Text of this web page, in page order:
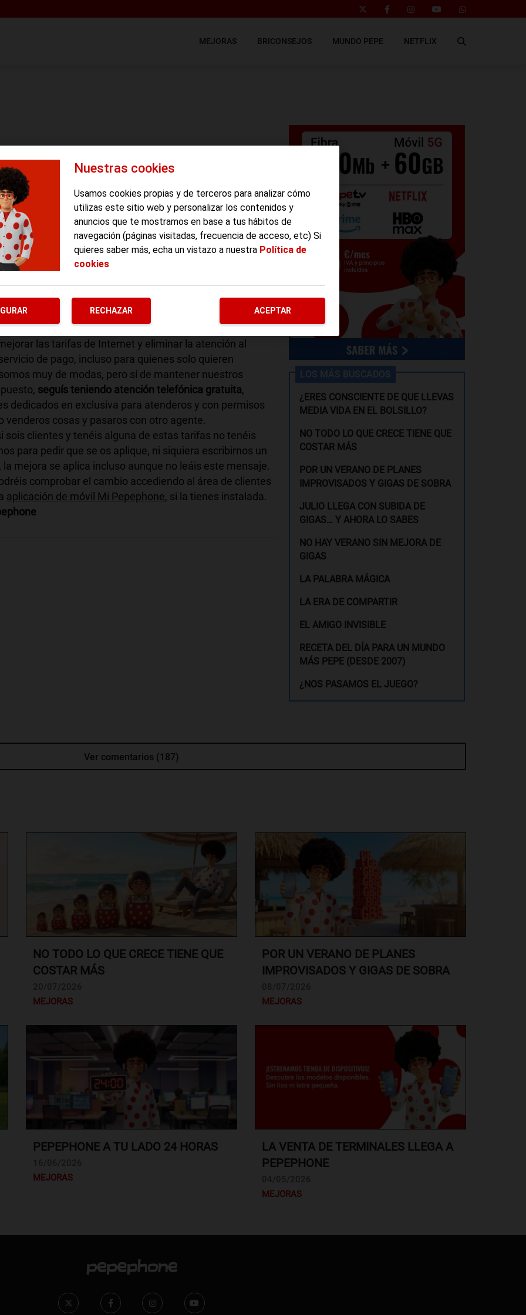
MEJORAS BRICONSEJOS MUNDO PEPE NETFLIX
mejoremos algo en vuestra tarifa, muchos pensáis que nos
En realidad, más que durmiendo hemos estado desvelados
peculiar
servicio de ADSLy esto nos ha tenido, además de
hemos vuelto y
comenzamos a hacer cambios
las condiciones de nuestras tarifas planas.
se os ampliará a 800MB . Los de 1GB tendréis
y de forma gratuita.
las tarifas de Internet y eliminar la atención al
de pago, incluso para quienes solo quieren
muy de modas, pero sí de mantener nuestros
seguís teniendo atención telefónica gratuita,
dedicados en exclusiva para atenderos y con permisos
venderos cosas y pasaros con otro agente.
sois clientes y tenéis alguna de estas tarifas no tenéis
para pedir que se os aplique, ni siquiera escribirnos un
mejora se aplica incluso aunque no leáis este mensaje.
comprobar el cambio accediendo al área de clientes
aplicación de móvil Mi Pepephone, si la tienes instalada.
LOS MÁS BUSCADOS
¿ERES CONSCIENTE DE QUE LLEVAS
MEDIA VIDA EN EL BOLSILLO?
NO TODO LO QUE CRECE TIENE QUE
COSTAR MÁS
POR UN VERANO DE PLANES
IMPROVISADOS Y GIGAS DE SOBRA
JULIO LLEGA CON SUBIDA DE
GIGAS… Y AHORA LO SABES
NO HAY VERANO SIN MEJORA DE
GIGAS
LA PALABRA MÁGICA
LA ERA DE COMPARTIR
EL AMIGO INVISIBLE
RECETA DEL DÍA PARA UN MUNDO
MÁS PEPE (DESDE 2007)
¿NOS PASAMOS EL JUEGO?
Ver comentarios (187)
NO TODO LO QUE CRECE TIENE QUE
COSTAR MÁS
MEJORAS
POR UN VERANO DE PLANES
IMPROVISADOS Y GIGAS DE SOBRA
MEJORAS
PEPEPHONE A TU LADO 24 HORAS
MEJORAS
LA VENTA DE TERMINALES LLEGA A
PEPEPHONE
MEJORAS
Nuestras cookies
Usamos cookies propias y de terceros para analizar cómo
utilizas este sitio web y personalizar los contenidos y
anuncios que te mostramos en base a tus hábitos de
navegación (páginas visitadas, frecuencia de acceso, etc) Si
quieres saber más, echa un vistazo a nuestra Política de
cookies
RECHAZAR ACEPTAR